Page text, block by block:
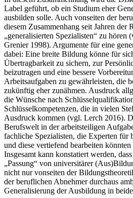
Label geführt, ob ein Studium eher
ausbilden solle. Auch vonseiten der
diesem Zusammenhang seit Jahren der
„generalisierten Spezialisten“ zu
Grenier 1998). Argumente für eine
dabei: Eine breite Bildung könne für
Übertragbarkeit zu sichern, zur
beizutragen und eine bessere
Arbeitsaufgaben zu gewährleisten, die
zukünftig eher zunähmen. Ausdruck
die Wünsche nach
Schlüsselkompetenzen, die in vielen
Ausdruck kommen (vgl. Lerch 2016).
Berufswelt in der arbeitsteiligen
fachliche Spezialisten, die Experten für
und diese vertiefend bearbeiten
Insgesamt kann konstatiert werden,
„Passung“ von universitärer
nicht nur vonseiten der
der beruflichen Abnehmer durchaus
Generalisierung der Ausbildung in